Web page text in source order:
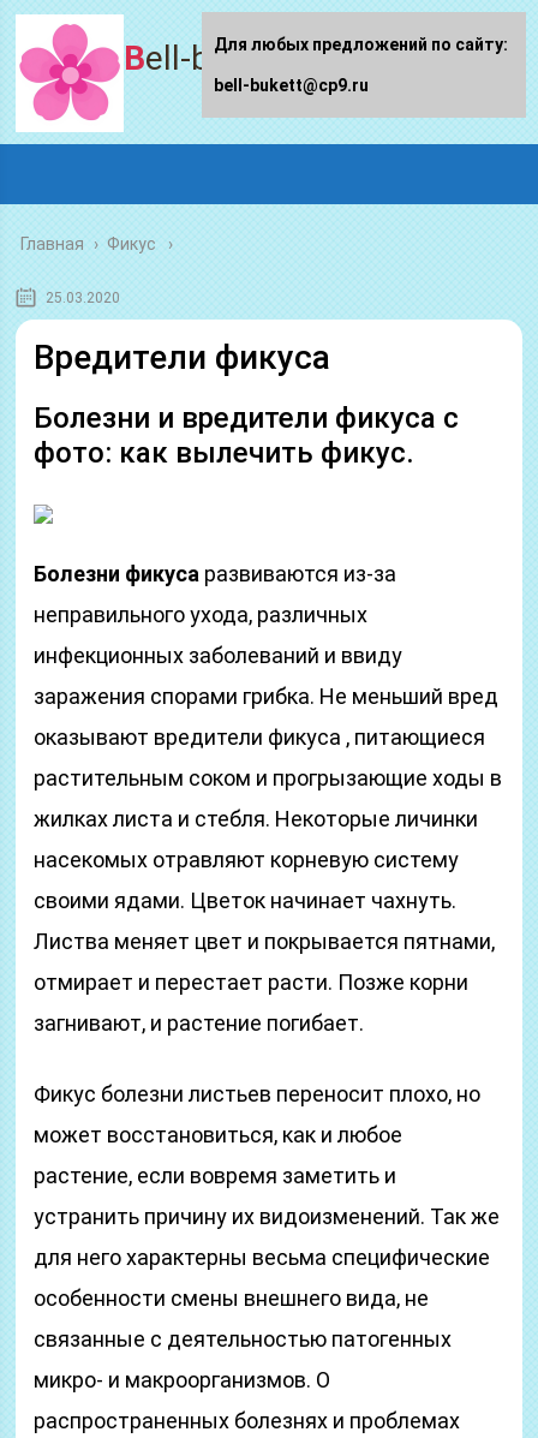
Bell-bukett.ru
Главная › Фикус
25.03.2020
Вредители фикуса
Болезни и вредители фикуса с
фото: как вылечить фикус.
Болезни фикуса развиваются из-за
неправильного ухода, различных
инфекционных заболеваний и ввиду
заражения спорами грибка. Не меньший вред
оказывают вредители фикуса , питающиеся
растительным соком и прогрызающие ходы в
жилках листа и стебля. Некоторые личинки
насекомых отравляют корневую систему
своими ядами. Цветок начинает чахнуть.
Листва меняет цвет и покрывается пятнами,
отмирает и перестает расти. Позже корни
загнивают, и растение погибает.
Фикус болезни листьев переносит плохо, но
может восстановиться, как и любое
растение, если вовремя заметить и
устранить причину их видоизменений. Так же
для него характерны весьма специфические
особенности смены внешнего вида, не
связанные с деятельностью патогенных
микро- и макроорганизмов. О
распространенных болезнях и проблемах
Для любых предложений по сайту:
bell-bukett@cp9.ru